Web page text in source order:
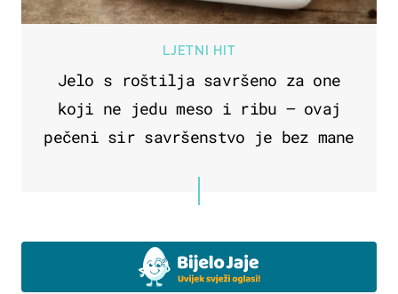
LJETNI HIT
Jelo s roštilja savršeno za one
koji ne jedu meso i ribu – ovaj
pečeni sir savršenstvo je bez mane